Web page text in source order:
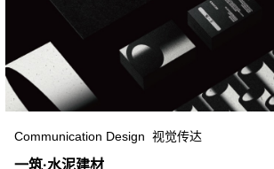
Communication Design 视觉传达
一筑·水泥建材